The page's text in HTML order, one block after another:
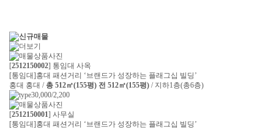
[2512150002] 통임대 사옥
[통임대]홍대 패션거리 ‘브랜드가 성장하는 플래그십 빌딩’
홍대 홍대 / 총 512㎡(155평) 전 512㎡(155평) / 지하1층(총6층)
30,000/2,200
[2512150001] 사무실
[통임대]홍대 패션거리 ‘브랜드가 성장하는 플래그십 빌딩’